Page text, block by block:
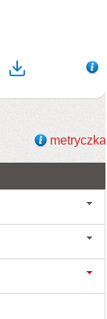
metryczka